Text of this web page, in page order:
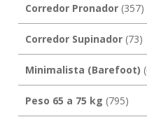
Corredor Pronador(357)
Corredor Supinador(73)
Minimalista (Barefoot)
Peso 65 a 75 kg (795)